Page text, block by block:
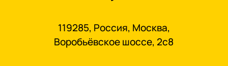
119285, Россия, Москва,
Воробьёвское шоссе, 2с8